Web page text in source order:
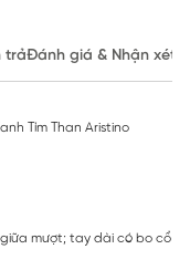
trảĐánh giá & Nhận xét
Tím Than Aristino
mượt; tay dài có bo cổ